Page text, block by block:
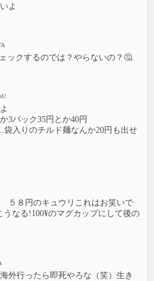
よ
ックするのでは？やらないの？🤔
3パック35円とか40円
入りのチルド麺なんか20円も出せ
５８円のキュウリこれはお笑いで
なる!100¥のマグカップにして後の
外行ったら即死やろな（笑）生き